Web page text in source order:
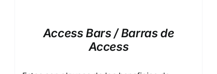
Access Bars / Barras de
Access